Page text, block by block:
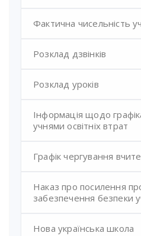
Фактична чисельність
Розклад дзвінків
Розклад уроків
Інформація щодо
учнями освітніх втрат
Графік чергування
Наказ про посилення
забезпечення безпеки
Нова українська школа